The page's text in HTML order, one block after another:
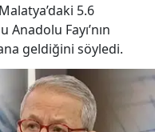
5.6
Fayı’nın
geldiğini söyledi.